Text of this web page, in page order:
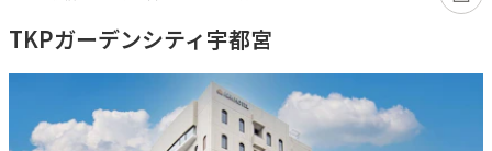
TKPガーデンシティ宇都宮